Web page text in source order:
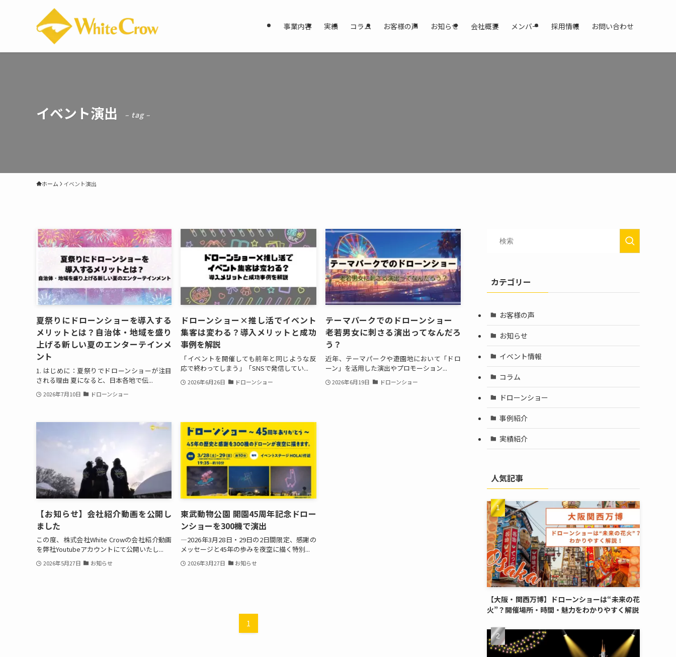
事業内容 実績 コラム お客様の声 お知らせ 会社概要 メンバー 採用情報 お問い合わせ
イベント演出 – tag –
ホーム イベント演出
夏祭りにドローンショーを導入する
メリットとは？自治体・地域を盛り
上げる新しい夏のエンターテインメ
ント
1. はじめに：夏祭りでドローンショーが注目
される理由 夏になると、日本各地で伝...
2026年7月10日 ドローンショー
ドローンショー×推し活でイベント
集客は変わる？導入メリットと成功
事例を解説
「イベントを開催しても前年と同じような反
応で終わってしまう」「SNSで発信してい...
2026年6月26日 ドローンショー
テーマパークでのドローンショー
老若男女に刺さる演出ってなんだろ
う？
近年、テーマパークや遊園地において「ドロ
ーン」を活用した演出やプロモーション...
2026年6月19日 ドローンショー
【お知らせ】会社紹介動画を公開し
ました
この度、株式会社White Crowの会社紹介動画
を弊社Youtubeアカウントにて公開いたし...
2026年5月27日 お知らせ
東武動物公園 開園45周年記念ドロー
ンショーを300機で演出
―2026年3月28日・29日の2日間限定、感謝の
メッセージと45年の歩みを夜空に描く特別...
2026年3月27日 お知らせ
1
カテゴリー
お客様の声
お知らせ
イベント情報
コラム
ドローンショー
事例紹介
実績紹介
人気記事
【大阪・関西万博】ドローンショーは“未来の花
火”？開催場所・時間・魅力をわかりやすく解説